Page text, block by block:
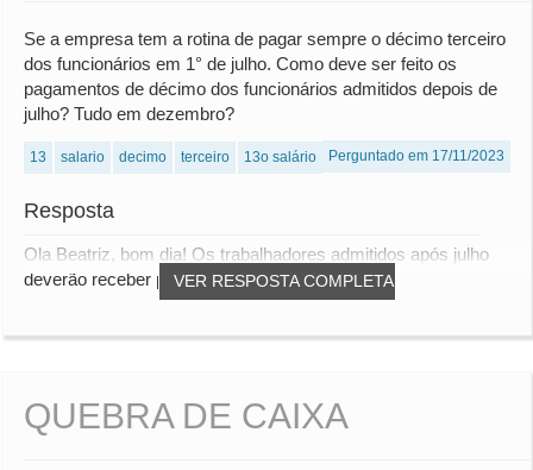
Se a empresa tem a rotina de pagar sempre o décimo terceiro
dos funcionários em 1° de julho. Como deve ser feito os
pagamentos de décimo dos funcionários admitidos depois de
julho? Tudo em dezembro?
13 salario decimo terceiro 13o salário Perguntado em 17/11/2023
Resposta
VER RESPOSTA COMPLETA
Ola Beatriz, bom dia! Os trabalhadores admitidos após julho
deverão receber pelo menos a primeira pa...
QUEBRA DE CAIXA